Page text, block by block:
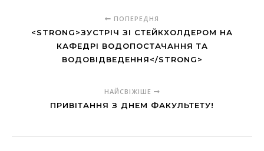
ПОПЕРЕДНЯ
<STRONG>ЗУСТРІЧ ЗІ СТЕЙКХОЛДЕРОМ НА
КАФЕДРІ ВОДОПОСТАЧАННЯ ТА
ВОДОВІДВЕДЕННЯ</STRONG>
НАЙСВІЖІШЕ
ПРИВІТАННЯ З ДНЕМ ФАКУЛЬТЕТУ!